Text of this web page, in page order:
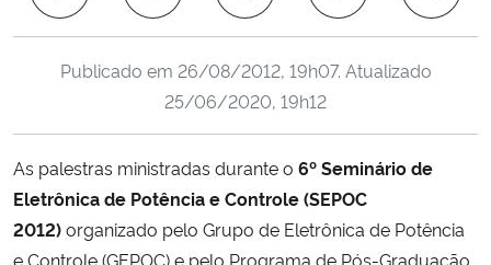
Ministério da Ciência, Tecnologia, Inovações e Comunicações
Publicado em 26/08/2012, 19h07. Atualizado
25/06/2020, 19h12
As palestras ministradas durante o 6º Seminário de
Eletrônica de Potência e Controle (SEPOC
2012)organizado pelo Grupo de Eletrônica de Potência
e Controle (GEPOC) e pelo Programa de Pós-Graduação